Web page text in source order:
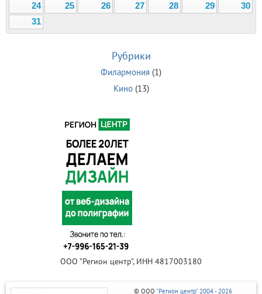
24
25 26 27 28 29
30
31
Рубрики
Филармония (1)
Кино(13)
ООО "Регион центр", ИНН 4817003180
© ООО "Регион центр" 2004 - 2026